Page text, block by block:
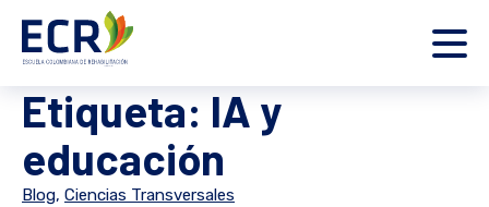
Etiqueta: IA y
educación
Blog, Ciencias Transversales